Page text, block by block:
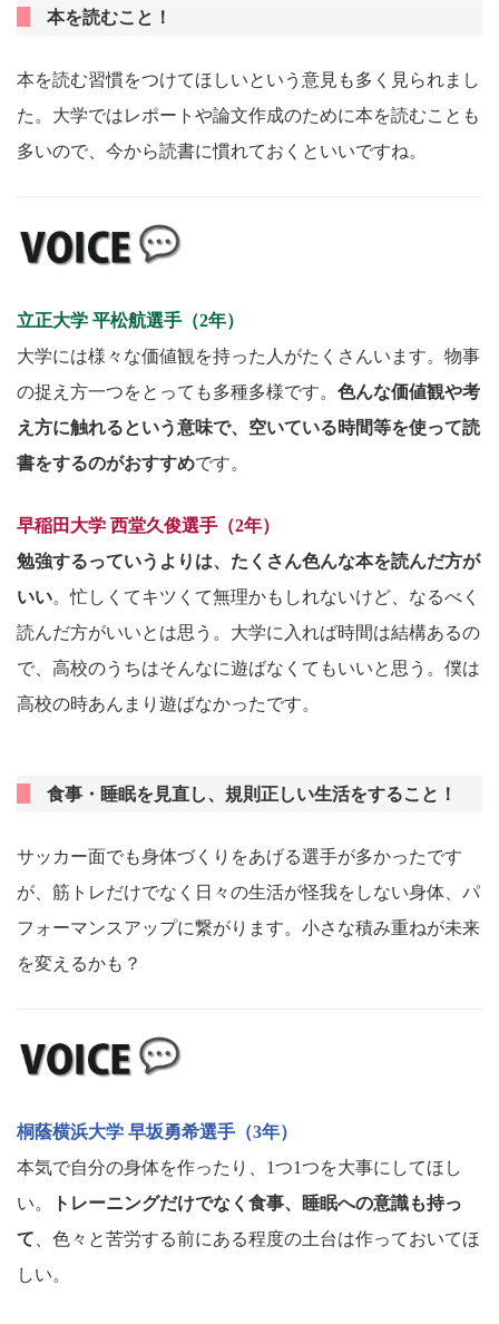
本を読むこと！
本を読む習慣をつけてほしいという意見も多く見られまし
た。大学ではレポートや論文作成のために本を読むことも
多いので、今から読書に慣れておくといいですね。
立正大学 平松航選手（2年）
大学には様々な価値観を持った人がたくさんいます。物事
の捉え方一つをとっても多種多様です。 色んな価値観や考
え方に触れるという意味で、空いている時間等を使って読
書をするのがおすすめです。
早稲田大学 西堂久俊選手（2年）
勉強するっていうよりは、たくさん色んな本を読んだ方が
いい。忙しくてキツくて無理かもしれないけど、なるべく
読んだ方がいいとは思う。大学に入れば時間は結構あるの
で、高校のうちはそんなに遊ばなくてもいいと思う。僕は
高校の時あんまり遊ばなかったです。
食事・睡眠を見直し、規則正しい生活をすること！
サッカー面でも身体づくりをあげる選手が多かったです
が、筋トレだけでなく日々の生活が怪我をしない身体、パ
フォーマンスアップに繋がります。小さな積み重ねが未来
を変えるかも？
桐蔭横浜大学 早坂勇希選手（3年）
本気で自分の身体を作ったり、1つ1つを大事にしてほし
い。
トレーニングだけでなく食事、睡眠への意識も持っ
て 、色々と苦労する前にある程度の土台は作っておいてほ
しい。